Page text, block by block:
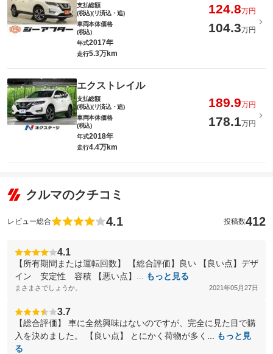
支払総額
(税込)(リ済込・追)
124.8万円
車両本体価格
(税込)
104.3万円
年式2017年
走行5.3万km
エクストレイル
支払総額
(税込)(リ済込・追)
189.9万円
車両本体価格
(税込)
178.1万円
年式2018年
走行4.4万km
クルマのクチコミ
レビュー総合 4.1 投稿数412
4.1
【所有期間または運転回数】 【総合評価】良い 【良い点】デザ
イン 安定性 容積 【悪い点】...
もっと見る
まさまさでしょうか。 2021年05月27日
3.7
【総合評価】 車に全然興味はないのですが、完全に見た目で購
入を決めました。 【良い点】 とにかく荷物が多く...
もっと見
る